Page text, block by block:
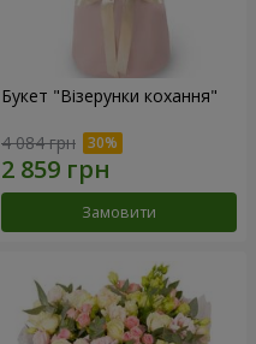
Букет "Візерунки кохання"
4 084 грн
Замовити